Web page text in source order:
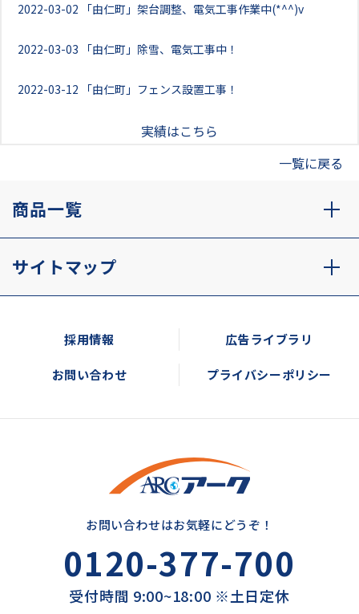
2022-03-02 「由仁町」架台調整、電気工事作業中(*^^)v
2022-03-03 「由仁町」除雪、電気工事中！
2022-03-12 「由仁町」フェンス設置工事！
実績はこちら
一覧に戻る
商品一覧
サイトマップ
採用情報 広告ライブラリ
お問い合わせ プライバシーポリシー
お問い合わせはお気軽にどうぞ！
0120-377-700
受付時間 9:00~18:00 ※土日定休